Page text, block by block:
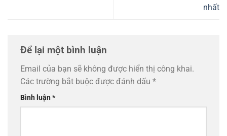
nhất
Để lại một bình luận
Email của bạn sẽ không được hiển thị công khai.
Các trường bắt buộc được đánh dấu *
Bình luận*